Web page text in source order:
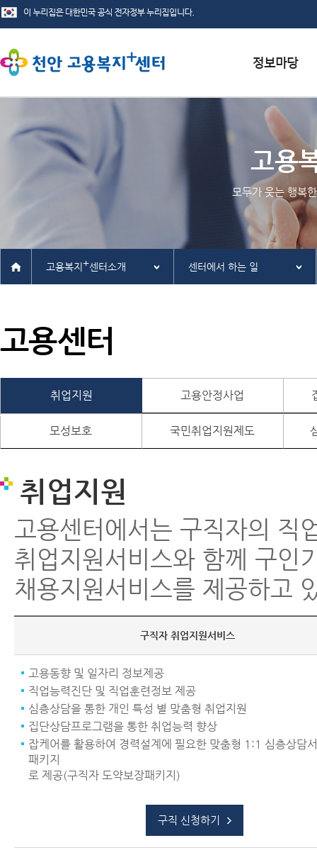
서식자료실
채용정보
인재정보
관련사이트
고용
모두가 웃는 행복
고용복지 +센터소개 센터에서 하는 일
고용센터
취업지원 고용안정사업
모성보호 국민취업지원제도
취업지원
고용센터에서는 구직자의 직
취업지원서비스와 함께 구인
채용지원서비스를 제공하고
구직자 취업지원서비스
고용동향 및 일자리 정보제공
직업능력진단 및 직업훈련정보 제공
심층상담을 통한 개인 특성 별 맞춤형 취업지원
집단상담프로그램을 통한 취업능력 향상
잡케어를 활용하여 경력설계에 필요한 맞춤형 1:1 심층상담
패키지
로 제공(구직자 도약보장패키지)
구직 신청하기